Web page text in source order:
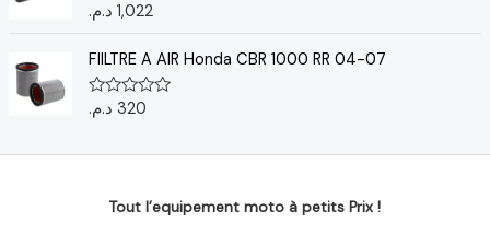
r
N
o
e
s
r
1,022 د.م.
FIILTRE A AIR Honda CBR 1000 RR 04-07
N
o
e
320 د.م.
Tout l’equipement moto à petits Prix !